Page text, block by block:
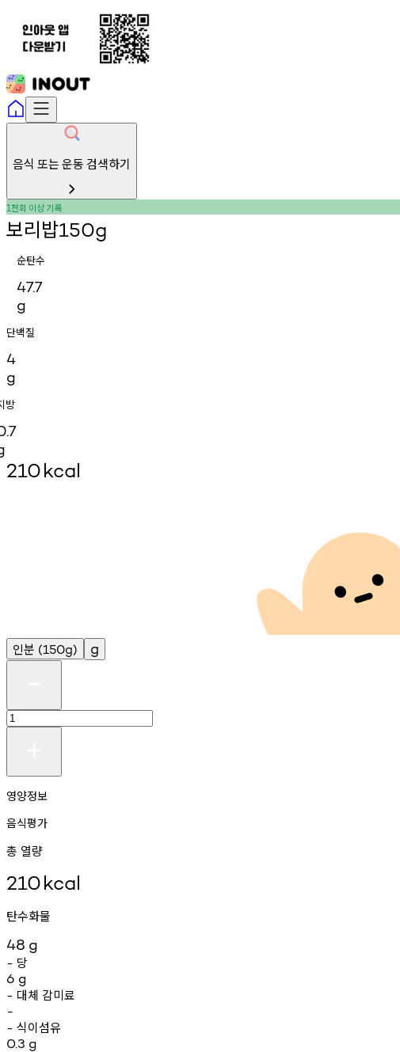
음식 또는 운동 검색하기
1천회 이상기록
보리밥150g
순탄수
47.7
g
단백질
4
g
방
210kcal
인분 (150g) g
영양정보
음식평가
총 열량
210kcal
탄수화물
48 g
- 당
6 g
- 대체 감미료
-
- 식이섬유
0.3 g